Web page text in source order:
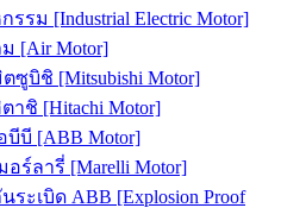
รม [Industrial Electric Motor]
[Air Motor]
ซูบิชิ [Mitsubishi Motor]
าชิ [Hitachi Motor]
บีบี [ABB Motor]
อร์ลารี่ [Marelli Motor]
ระเบิด ABB [Explosion Proof